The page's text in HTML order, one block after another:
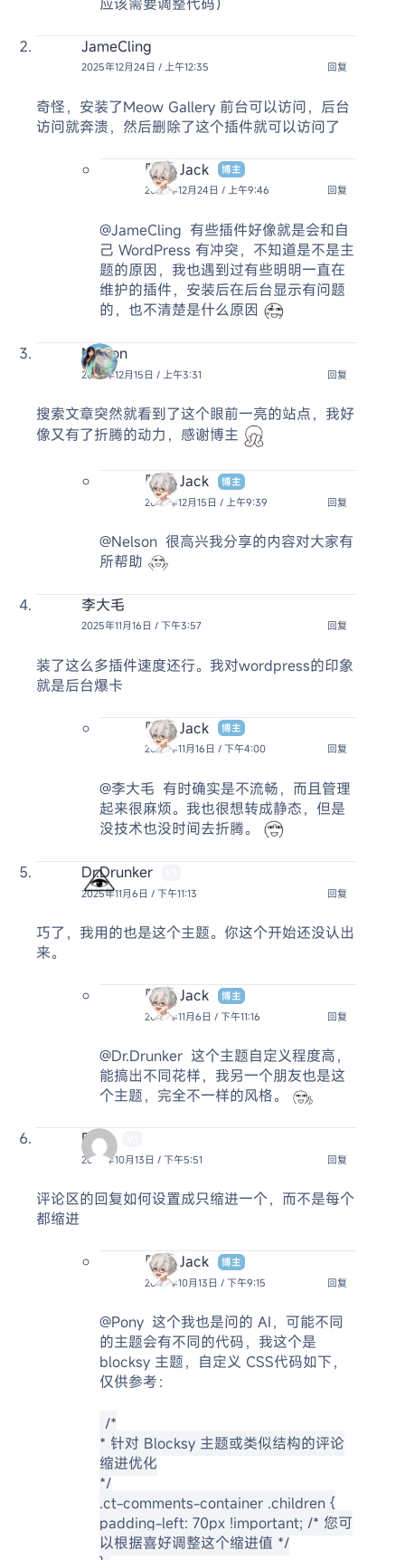
JameCling
2025年12月24日 / 上午12:35 回复
奇怪，安装了Meow Gallery 前台可以访问，后台
访问就奔溃，然后删除了这个插件就可以访问了
阿杰 Jack
博主
2025年12月24日 / 上午9:46
回复
@JameCling 有些插件好像就是会和自
己 WordPress 有冲突，不知道是不是主
题的原因，我也遇到过有些明明一直在
维护的插件，安装后在后台显示有问题
的，也不清楚是什么原因
Nelson
2025年12月15日 / 上午3:31 回复
搜索文章突然就看到了这个眼前一亮的站点，我好
像又有了折腾的动力，感谢博主
阿杰 Jack
博主
2025年12月15日 / 上午9:39
回复
@Nelson 很高兴我分享的内容对大家有
所帮助
李大毛
2025年11月16日 / 下午3:57 回复
装了这么多插件速度还行。我对wordpress的印象
就是后台爆卡
阿杰 Jack
博主
2025年11月16日 / 下午4:00
回复
@李大毛 有时确实是不流畅，而且管理
起来很麻烦。我也很想转成静态，但是
没技术也没时间去折腾。
Dr.Drunker
2025年11月6日 / 下午11:13
回复
巧了，我用的也是这个主题。你这个开始还没认出
来。
阿杰 Jack
博主
2025年11月6日 / 下午11:16
回复
@Dr.Drunker 这个主题自定义程度高，
能搞出不同花样，我另一个朋友也是这
个主题，完全不一样的风格。
Pony
2025年10月13日 / 下午5:51
回复
评论区的回复如何设置成只缩进一个，而不是每个
都缩进
阿杰 Jack
博主
2025年10月13日 / 下午9:15
回复
@Pony 这个我也是问的 AI，可能不同
的主题会有不同的代码，我这个是
blocksy 主题，自定义 CSS代码如下，
仅供参考：
/*
* 针对 Blocksy 主题或类似结构的评论
缩进优化
*/
.ct-comments-container .children {
padding-left: 70px !important; /* 您可
以根据喜好调整这个缩进值 */